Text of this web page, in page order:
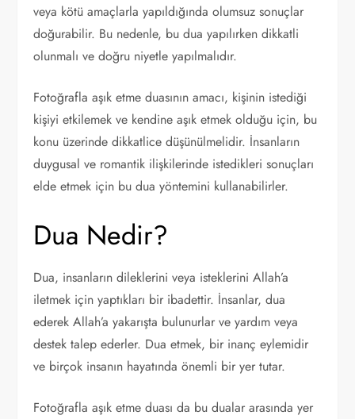
veya kötü amaçlarla yapıldığında olumsuz sonuçlar
doğurabilir. Bu nedenle, bu dua yapılırken dikkatli
olunmalı ve doğru niyetle yapılmalıdır.
Fotoğrafla aşık etme duasının amacı, kişinin istediği
kişiyi etkilemek ve kendine aşık etmek olduğu için, bu
konu üzerinde dikkatlice düşünülmelidir. İnsanların
duygusal ve romantik ilişkilerinde istedikleri sonuçları
elde etmek için bu dua yöntemini kullanabilirler.
Dua Nedir?
Dua, insanların dileklerini veya isteklerini Allah’a
iletmek için yaptıkları bir ibadettir. İnsanlar, dua
ederek Allah’a yakarışta bulunurlar ve yardım veya
destek talep ederler. Dua etmek, bir inanç eylemidir
ve birçok insanın hayatında önemli bir yer tutar.
Fotoğrafla aşık etme duası da bu dualar arasında yer